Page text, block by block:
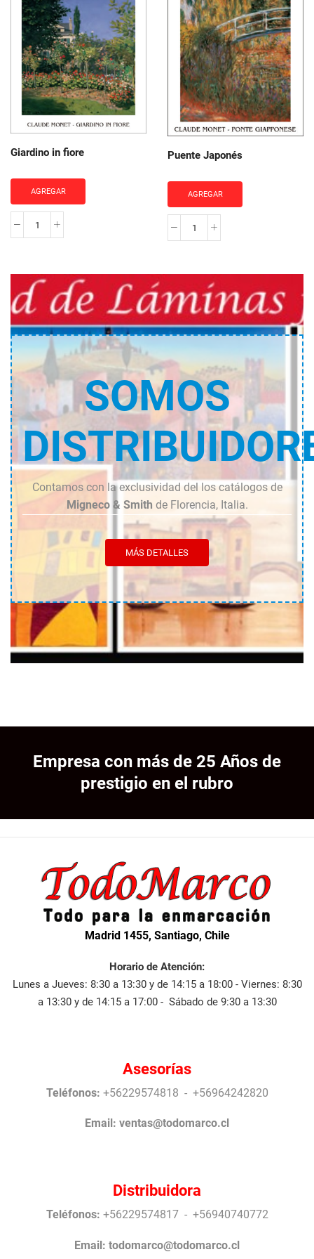
cantidad
Giardino in fiore
AGREGAR
Giardino
cantidad
Puente Japonés
AGREGAR
Puente
SOMOS
Contamos con la exclusividad del los catálogos de
Migneco & Smith de Florencia, Italia.
MÁS DETALLES
Empresa con más de 25 Años de
prestigio en el rubro
Madrid 1455, Santiago, Chile
Horario de Atención:
Lunes a Jueves: 8:30 a 13:30 y de 14:15 a 18:00 - Viernes: 8:30
a 13:30 y de 14:15 a 17:00 - Sábado de 9:30 a 13:30
Asesorías
Teléfonos: +56229574818 - +56964242820
Email: ventas@todomarco.cl
Distribuidora
Teléfonos: +56229574817 - +56940740772
Email: todomarco@todomarco.cl